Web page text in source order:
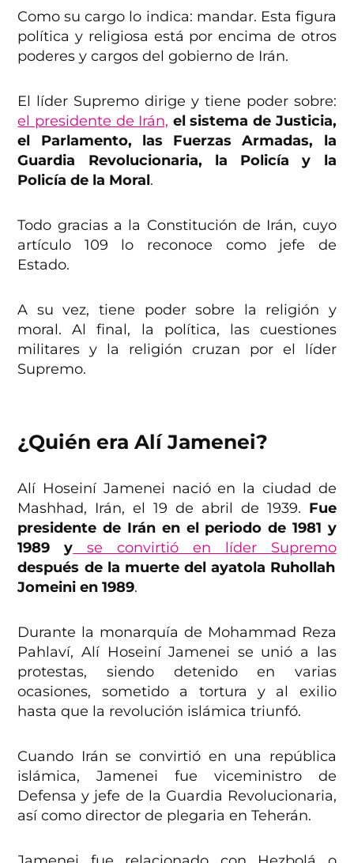
Como su cargo lo indica: mandar. Esta figura
política y religiosa está por encima de otros
poderes y cargos del gobierno de Irán.
El líder Supremo dirige y tiene poder sobre:
el presidente de Irán, el sistema de Justicia,
el Parlamento, las Fuerzas Armadas, la
Guardia Revolucionaria, la Policía y la
Policía de la Moral.
Todo gracias a la Constitución de Irán, cuyo
artículo 109 lo reconoce como jefe de
Estado.
A su vez, tiene poder sobre la religión y
moral. Al final, la política, las cuestiones
militares y la religión cruzan por el líder
Supremo.
¿Quién era Alí Jamenei?
Alí Hoseiní Jamenei nació en la ciudad de
Mashhad, Irán, el 19 de abril de 1939. Fue
presidente de Irán en el periodo de 1981 y
1989 y se convirtió en líder Supremo
después de la muerte del ayatola Ruhollah
Jomeini en 1989.
Durante la monarquía de Mohammad Reza
Pahlaví, Alí Hoseiní Jamenei se unió a las
protestas, siendo detenido en varias
ocasiones, sometido a tortura y al exilio
hasta que la revolución islámica triunfó.
Cuando Irán se convirtió en una república
islámica, Jamenei fue viceministro de
Defensa y jefe de la Guardia Revolucionaria,
así como director de plegaria en Teherán.